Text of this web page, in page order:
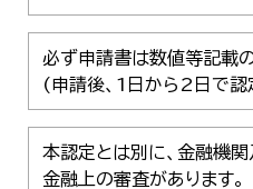
必ず申請書は数値等記載の
(申請後、1日から2日で認
本認定とは別に、金融機
金融上の審査があります。